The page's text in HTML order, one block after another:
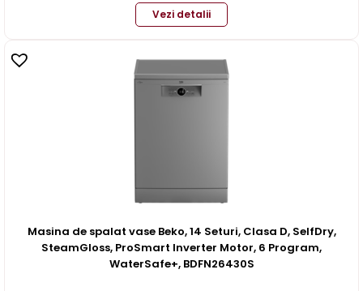
Vezi detalii
Masina de spalat vase Beko, 14 Seturi, Clasa D, SelfDry,
SteamGloss, ProSmart Inverter Motor, 6 Program,
WaterSafe+, BDFN26430S